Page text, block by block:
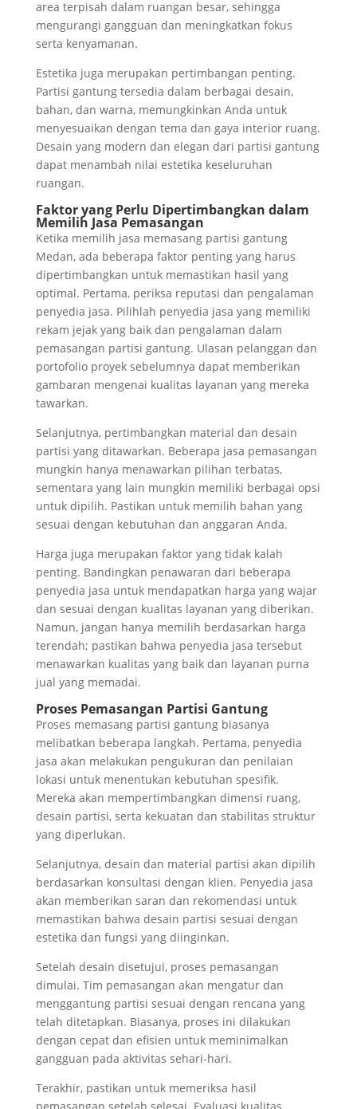
area terpisah dalam ruangan besar, sehingga
mengurangi gangguan dan meningkatkan fokus
serta kenyamanan.
Estetika juga merupakan pertimbangan penting.
Partisi gantung tersedia dalam berbagai desain,
bahan, dan warna, memungkinkan Anda untuk
menyesuaikan dengan tema dan gaya interior ruang.
Desain yang modern dan elegan dari partisi gantung
dapat menambah nilai estetika keseluruhan
ruangan.
Faktor yang Perlu Dipertimbangkan dalam
Memilih Jasa Pemasangan
Ketika memilih jasa memasang partisi gantung
Medan, ada beberapa faktor penting yang harus
dipertimbangkan untuk memastikan hasil yang
optimal. Pertama, periksa reputasi dan pengalaman
penyedia jasa. Pilihlah penyedia jasa yang memiliki
rekam jejak yang baik dan pengalaman dalam
pemasangan partisi gantung. Ulasan pelanggan dan
portofolio proyek sebelumnya dapat memberikan
gambaran mengenai kualitas layanan yang mereka
tawarkan.
Selanjutnya, pertimbangkan material dan desain
partisi yang ditawarkan. Beberapa jasa pemasangan
mungkin hanya menawarkan pilihan terbatas,
sementara yang lain mungkin memiliki berbagai opsi
untuk dipilih. Pastikan untuk memilih bahan yang
sesuai dengan kebutuhan dan anggaran Anda.
Harga juga merupakan faktor yang tidak kalah
penting. Bandingkan penawaran dari beberapa
penyedia jasa untuk mendapatkan harga yang wajar
dan sesuai dengan kualitas layanan yang diberikan.
Namun, jangan hanya memilih berdasarkan harga
terendah; pastikan bahwa penyedia jasa tersebut
menawarkan kualitas yang baik dan layanan purna
jual yang memadai.
Proses Pemasangan Partisi Gantung
Proses memasang partisi gantung biasanya
melibatkan beberapa langkah. Pertama, penyedia
jasa akan melakukan pengukuran dan penilaian
lokasi untuk menentukan kebutuhan spesifik.
Mereka akan mempertimbangkan dimensi ruang,
desain partisi, serta kekuatan dan stabilitas struktur
yang diperlukan.
Selanjutnya, desain dan material partisi akan dipilih
berdasarkan konsultasi dengan klien. Penyedia jasa
akan memberikan saran dan rekomendasi untuk
memastikan bahwa desain partisi sesuai dengan
estetika dan fungsi yang diinginkan.
Setelah desain disetujui, proses pemasangan
dimulai. Tim pemasangan akan mengatur dan
menggantung partisi sesuai dengan rencana yang
telah ditetapkan. Biasanya, proses ini dilakukan
dengan cepat dan efisien untuk meminimalkan
gangguan pada aktivitas sehari-hari.
Terakhir, pastikan untuk memeriksa hasil